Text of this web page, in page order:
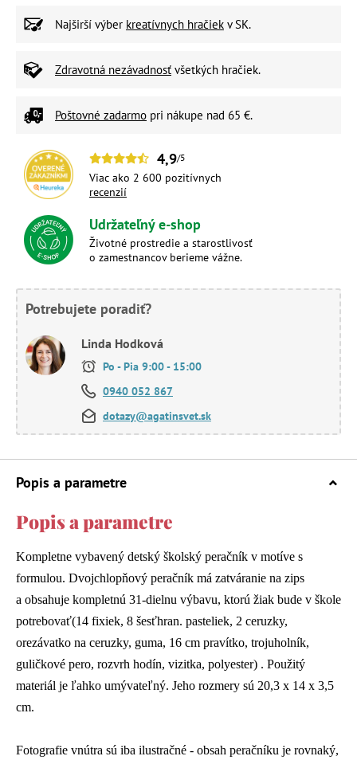
Najširší výber kreatívnych hračiek v SK.
Zdravotná nezávadnosť všetkých hračiek.
Poštovné zadarmo pri nákupe nad 65 €.
4,9/5
Viac ako 2 600 pozitívnych
recenzií
Udržateľný e-shop
Životné prostredie a starostlivosť
o zamestnancov berieme vážne.
Potrebujete poradiť?
Linda Hodková
Po - Pia 9:00 - 15:00
0940 052 867
dotazy@agatinsvet.sk
Popis a parametre
Popis a parametre
Kompletne vybavený detský školský peračník v motíve s
formulou. Dvojchlopňový peračník má zatváranie na zips
a obsahuje kompletnú 31-dielnu výbavu, ktorú žiak bude v škole
potrebovať(14 fixiek, 8 šesťhran. pasteliek, 2 ceruzky,
orezávatko na ceruzky, guma, 16 cm pravítko, trojuholník,
guličkové pero, rozvrh hodín, vizitka, polyester) . Použitý
materiál je ľahko umývateľný. Jeho rozmery sú 20,3 x 14 x 3,5
cm.
Fotografie vnútra sú iba ilustračné - obsah peračníku je rovnaký,